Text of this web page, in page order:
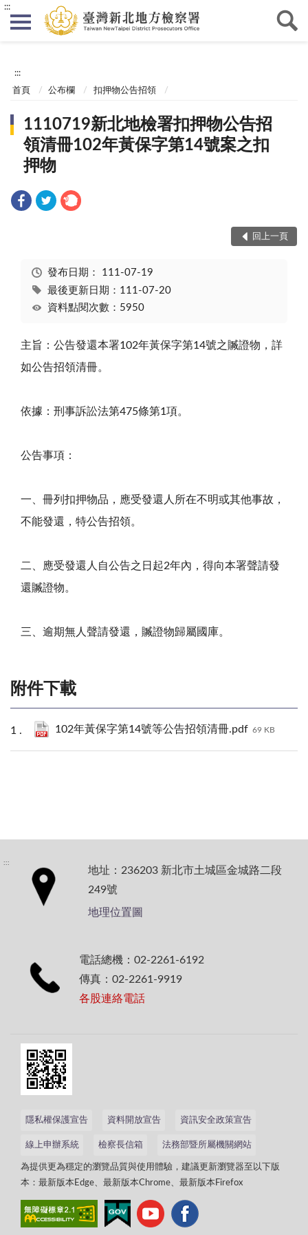
:::
:::
首頁 公布欄 扣押物公告招領
1110719新北地檢署扣押物公告招
領清冊102年黃保字第14號案之扣
押物
回上一頁
發布日期： 111-07-19
最後更新日期：111-07-20
資料點閱次數：5950
主旨：公告發還本署102年黃保字第14號之贓證物，詳
如公告招領清冊。
依據：刑事訴訟法第475條第1 項。
公告事項：
一、冊列扣押物品，應受發還人所在不明或其他事故，
不能發還，特公告招領。
二、 應受發還人自公告之日起2年內，得向本署聲請發
還贓證物。
三、 逾期無人聲請發還，贓證物歸屬國庫。
附件下載
102年黃保字第14號等公告招領清冊.pdf 69 KB
:::
地址：236203 新北市土城區金城路二段
249號
地理位置圖
電話總機：02-2261-6192
傳真：02-2261-9919
各股連絡電話
隱私權保護宣告 資料開放宣告 資訊安全政策宣告
線上申辦系統 檢察長信箱 法務部暨所屬機關網站
為提供更為穩定的瀏覽品質與使用體驗，建議更新瀏覽器至以下版
本：最新版本Edge、最新版本Chrome、最新版本Firefox